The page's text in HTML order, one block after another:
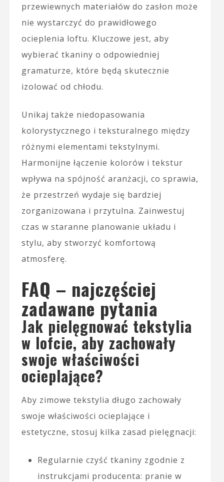
przewiewnych materiałów do zasłon może
nie wystarczyć do prawidłowego
ocieplenia loftu. Kluczowe jest, aby
wybierać tkaniny o odpowiedniej
gramaturze, które będą skutecznie
izolować od chłodu.
Unikaj także niedopasowania
kolorystycznego i teksturalnego między
różnymi elementami tekstylnymi.
Harmonijne łączenie kolorów i tekstur
wpływa na spójność aranżacji, co sprawia,
że przestrzeń wydaje się bardziej
zorganizowana i przytulna. Zainwestuj
czas w staranne planowanie układu i
stylu, aby stworzyć komfortową
atmosferę.
FAQ – najczęściej
zadawane pytania
Jak pielęgnować tekstylia
w lofcie, aby zachowały
swoje właściwości
ocieplające?
Aby zimowe tekstylia długo zachowały
swoje właściwości ocieplające i
estetyczne, stosuj kilka zasad pielęgnacji:
Regularnie czyść tkaniny zgodnie z
instrukcjami producenta: pranie w